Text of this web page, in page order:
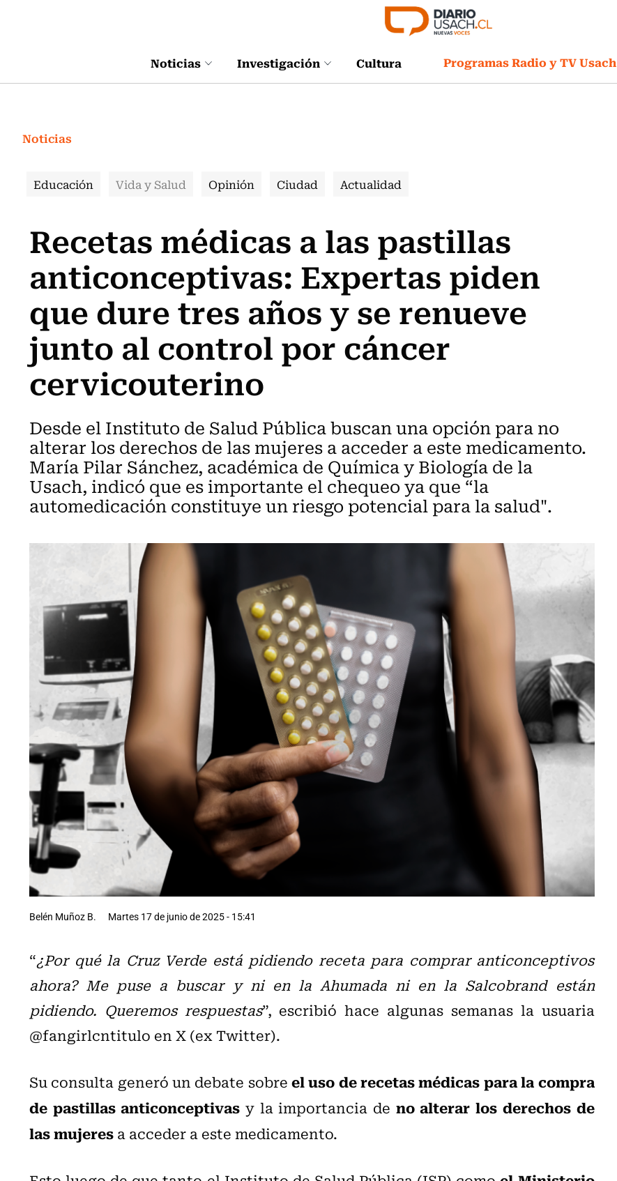
Noticias Investigación Cultura Programas Radio y TV Usach
Noticias
Educación Vida y Salud Opinión Ciudad Actualidad
Recetas médicas a las pastillas
anticonceptivas: Expertas piden
que dure tres años y se renueve
junto al control por cáncer
cervicouterino
Desde el Instituto de Salud Pública buscan una opción para no
alterar los derechos de las mujeres a acceder a este medicamento.
María Pilar Sánchez, académica de Química y Biología de la
Usach, indicó que es importante el chequeo ya que “la
automedicación constituye un riesgo potencial para la salud".
Belén Muñoz B. Martes 17 de junio de 2025 - 15:41
“¿Por qué la Cruz Verde está pidiendo receta para comprar anticonceptivos
ahora? Me puse a buscar y ni en la Ahumada ni en la Salcobrand están
pidiendo. Queremos respuestas”, escribió hace algunas semanas la usuaria
@fangirlcntitulo en X (ex Twitter).
Su consulta generó un debate sobreel uso de recetas médicas para la compra
de pastillas anticonceptivas y la importancia de no alterar los derechos de
las mujeresa acceder a este medicamento.